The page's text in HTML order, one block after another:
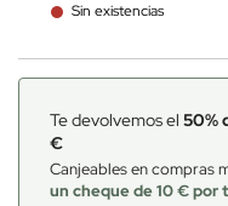
Sin existencias
Te devolvemos el 50%
€
Canjeables en compras
un cheque de 10 € por